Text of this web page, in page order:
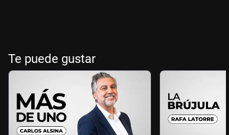
Te puede gustar